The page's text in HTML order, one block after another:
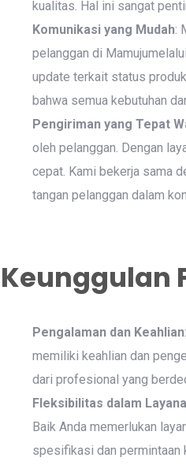
kualitas. Hal ini sangat
Komunikasi yang Mudah:
pelanggan di
update terkait status
bahwa semua kebutuhan
Pengiriman yang Tepat
oleh pelanggan. Dengan
cepat. Kami bekerja sama
tangan pelanggan dalam
Keunggulan
Pengalaman dan Keahlian
memiliki keahlian dan
dari profesional yang
Fleksibilitas dalam
Baik Anda memerlukan
spesifikasi dan permintaan